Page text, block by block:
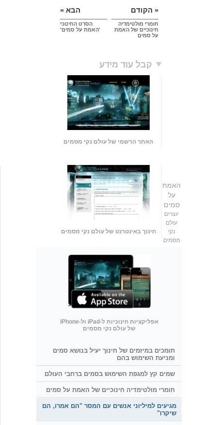
« הקודם
חומרי מולטימדיה
חינוכיים של האמת
על סמים
הבא »
הסרט החינוכי
'האמת על סמים'
קבל עוד מידע
האתר הרשמי של עולם נקי מסמים
חינוך באינטרנט של עולם נקי מסמים
אפליקציות חינוכיות ל-iPad ול-iPhone
של עולם נקי מסמים
האמת
על
סמים
יוצרים
עולם
נקי
מסמים
תומכים במיזמים של חינוך יעיל בנושא סמים
ומניעת השימוש בהם
שמים קץ למגפת השימוש בסמים ברחבי העולם
חומרי מולטימדיה חינוכיים של האמת על סמים
מגיעים למיליוני אנשים עם המסר "הם אמרו, הם
שיקרו"